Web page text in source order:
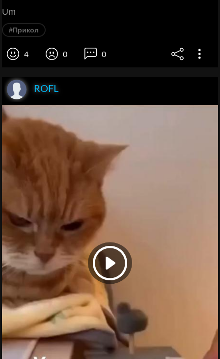
Um
#Прикол
4 0 0
ROFL